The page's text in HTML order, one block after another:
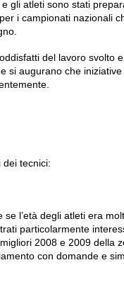
gli atleti sono stati
i campionati nazionali
del lavoro svolto
si augurano che
dei tecnici:
se l’età degli atleti era
particolarmente
2008 e 2009 della
con domande e